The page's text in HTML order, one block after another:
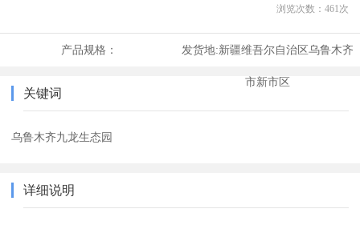
浏览次数： 461 次
产品规格： 发货地:新疆维吾尔自治区乌鲁木齐
市新市区
关键词
乌鲁木齐九龙生态园
详细说明